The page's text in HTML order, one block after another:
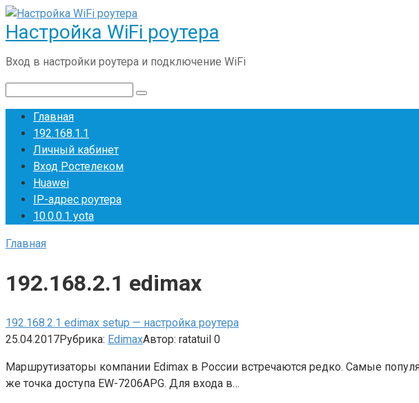
Перейти
к
контенту
Настройка WiFi роутера
Вход в настройки роутера и подключение WiFi
Главная
192.168.1.1
Личный кабинет
Вход Ростелеком
Huawei
IP-адрес роутера
10.0.0.1 yota
Главная
192.168.2.1 edimax
192.168.2.1 edimax setup — настройка роутера
25.04.2017Рубрика: EdimaxАвтор: ratatuil 0
Маршрутизаторы компании Edimax в России встречаются редко. Самые
же точка доступа EW-7206APG. Для входа в…